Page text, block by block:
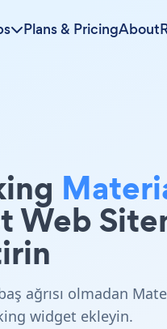
Plans & PricingAbout
Web
ağrısı olmadan
widget ekleyin.